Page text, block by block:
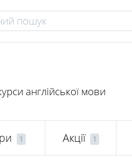
англійської мови
1 Акції 1